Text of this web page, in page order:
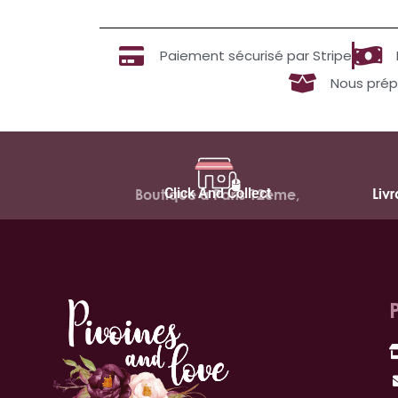
Paiement sécurisé par Stripe
Nous
Click And Collect
Boutique à Paris 12ème,